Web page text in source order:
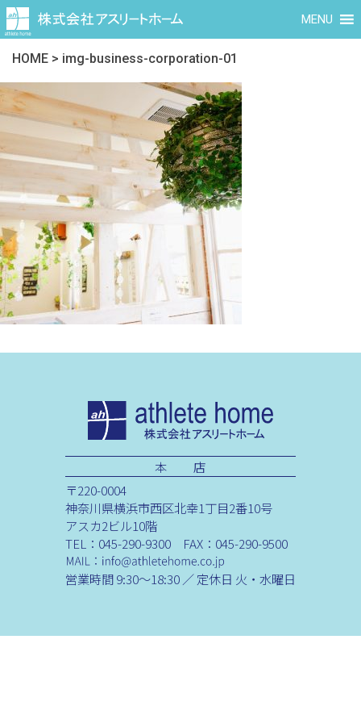
MENU
HOME > img-business-corporation-01
本 店
〒220-0004
神奈川県横浜市西区北幸1丁目2番10号
アスカ2ビル10階
TEL：045-290-9300 FAX：045-290-9500
営業時間 9:30～18:30 ／ 定休日 火・水曜日